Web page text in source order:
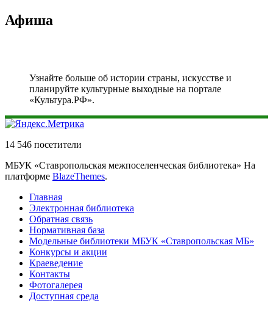
Афиша
Узнайте больше об истории страны, искусстве и
планируйте культурные выходные на портале
«Культура.РФ».
14 546 посетители
МБУК «Ставропольская межпоселенческая библиотека» На
платформе BlazeThemes.
Главная
Электронная библиотека
Обратная связь
Нормативная база
Модельные библиотеки МБУК «Ставропольская МБ»
Конкурсы и акции
Краеведение
Контакты
Фотогалерея
Доступная среда